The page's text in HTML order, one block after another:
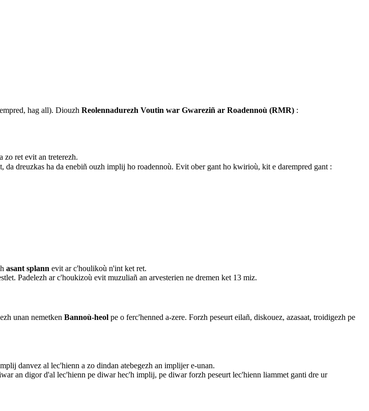
hag all). Diouzh Reolennadurezh Voutin war Gwareziñ ar Roadennoù (RMR) :
zo ret evit an treterezh.
da dreuzkas ha da enebiñ ouzh implij ho roadennoù. Evit ober gant ho kwirioù, kit e darempred gant :
asant splann evit ar c'houlikoù n'int ket ret.
Padelezh ar c'houkizoù evit muzuliañ an arvesterien ne dremen ket 13 miz.
unan nemetken Bannoù-heol pe o ferc'henned a-zere. Forzh peseurt eilañ, diskouez, azasaat, troidigezh pe
danvez al lec'hienn a zo dindan atebegezh an implijer e-unan.
an digor d'al lec'hienn pe diwar hec'h implij, pe diwar forzh peseurt lec'hienn liammet ganti dre ur